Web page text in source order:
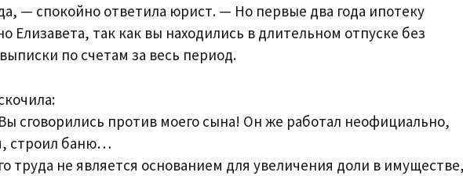
— спокойно ответила юрист. — Но первые два года ипотеку
Елизавета, так как вы находились в длительном отпуске без
по счетам за весь период.
сговорились против моего сына! Он же работал неофициально,
строил баню…
труда не является основанием для увеличения доли в